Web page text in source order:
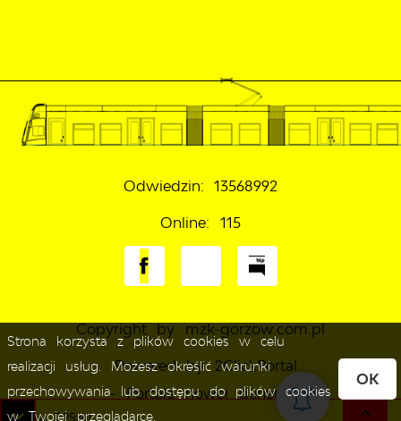
ON: 7,95zł/l
Odwiedzin: 13568992
Online: 115
Copyright by mzk-gorzow.com.pl
Powered by 2ClickPortal
- Portale nowej generacji
Strona korzysta z plików cookies w celu
realizacji usług. Możesz określić warunki
przechowywania lub dostępu do plików cookies
w Twojej przeglądarce.
OK